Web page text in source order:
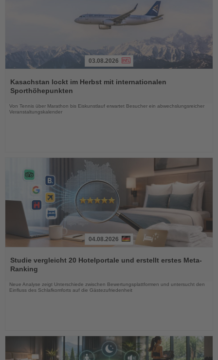
Sie
die
Nachrichten
03.08.2026
Kasachstan lockt im Herbst mit internationalen
Sporthöhepunkten
Von Tennis über Marathon bis Eiskunstlauf erwartet Besucher ein abwechslungsreicher
Veranstaltungskalender
Sie
die
Nachrichten
04.08.2026
Studie vergleicht 20 Hotelportale und erstellt erstes Meta-
Ranking
Neue Analyse zeigt Unterschiede zwischen Bewertungsplattformen und untersucht den
Einfluss des Schlafkomforts auf die Gästezufriedenheit